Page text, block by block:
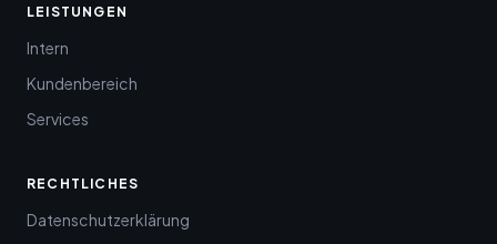
LEISTUNGEN
Intern
Kundenbereich
Services
RECHTLICHES
Datenschutzerklärung